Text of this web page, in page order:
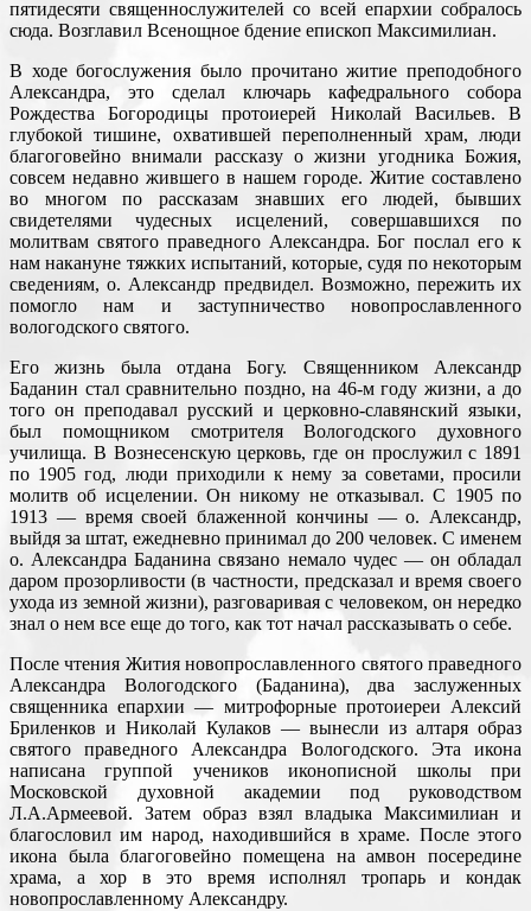
пятидесяти священнослужителей со всей епархии собралось
сюда. Возглавил Всенощное бдение епископ Максимилиан.
В ходе богослужения было прочитано житие преподобного
Александра, это сделал ключарь кафедрального собора
Рождества Богородицы протоиерей Николай Васильев. В
глубокой тишине, охватившей переполненный храм, люди
благоговейно внимали рассказу о жизни угодника Божия,
совсем недавно жившего в нашем городе. Житие составлено
во многом по рассказам знавших его людей, бывших
свидетелями чудесных исцелений, совершавшихся по
молитвам святого праведного Александра. Бог послал его к
нам накануне тяжких испытаний, которые, судя по некоторым
сведениям, о. Александр предвидел. Возможно, пережить их
помогло нам и заступничество новопрославленного
вологодского святого.
Его жизнь была отдана Богу. Священником Александр
Баданин стал сравнительно поздно, на 46-м году жизни, а до
того он преподавал русский и церковно-славянский языки,
был помощником смотрителя Вологодского духовного
училища. В Вознесенскую церковь, где он прослужил с 1891
по 1905 год, люди приходили к нему за советами, просили
молитв об исцелении. Он никому не отказывал. С 1905 по
1913 — время своей блаженной кончины — о. Александр,
выйдя за штат, ежедневно принимал до 200 человек. С именем
о. Александра Баданина связано немало чудес — он обладал
даром прозорливости (в частности, предсказал и время своего
ухода из земной жизни), разговаривая с человеком, он нередко
знал о нем все еще до того, как тот начал рассказывать о себе.
После чтения Жития новопрославленного святого праведного
Александра Вологодского (Баданина), два заслуженных
священника епархии — митрофорные протоиереи Алексий
Бриленков и Николай Кулаков — вынесли из алтаря образ
святого праведного Александра Вологодского. Эта икона
написана группой учеников иконописной школы при
Московской духовной академии под руководством
Л.А.Армеевой. Затем образ взял владыка Максимилиан и
благословил им народ, находившийся в храме. После этого
икона была благоговейно помещена на амвон посередине
храма, а хор в это время исполнял тропарь и кондак
новопрославленному Александру.